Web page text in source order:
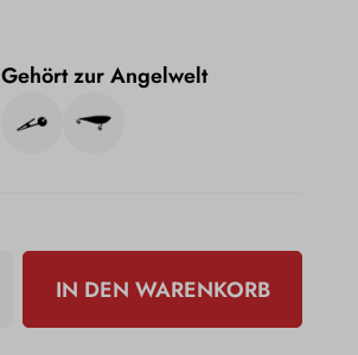
Gehört zur Angelwelt
IN DEN WARENKORB